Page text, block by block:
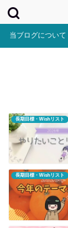
当ブログについて
長期目標・Wishリスト
長期目標・Wishリスト